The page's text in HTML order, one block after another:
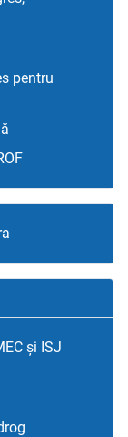
pentru
și ISJ